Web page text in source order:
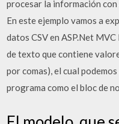
procesar la información
En este ejemplo vamos a
datos CSV en ASP.Net
de texto que contiene
por comas), el cual
programa como el bloc de